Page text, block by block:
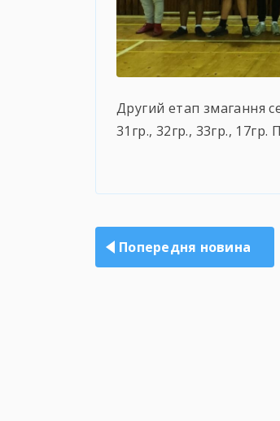
Другий етап змагання
31гр., 32гр., 33гр.,
записів
Попередня новина